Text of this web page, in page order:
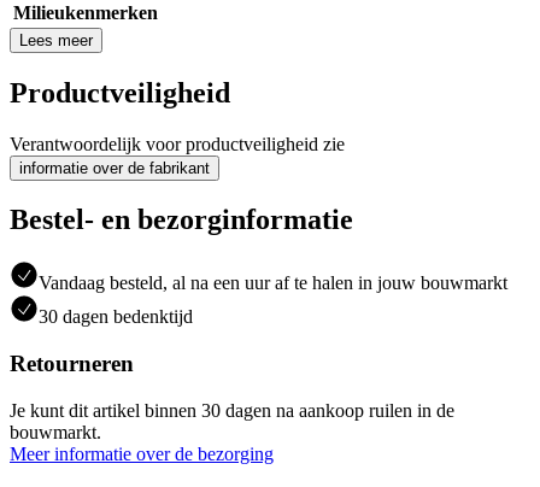
Milieukenmerken
Lees meer
Productveiligheid
Verantwoordelijk voor productveiligheid zie
informatie over de fabrikant
Bestel- en bezorginformatie
Vandaag besteld, al na een uur af te halen in jouw bouwmarkt
30 dagen bedenktijd
Retourneren
Je kunt dit artikel binnen 30 dagen na aankoop ruilen in de
bouwmarkt.
Meer informatie over de bezorging